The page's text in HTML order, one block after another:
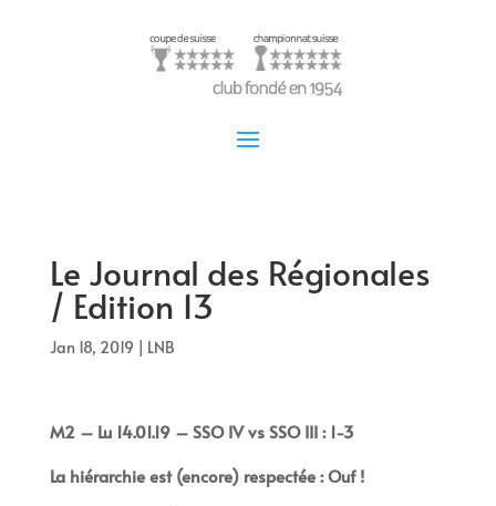
Le Journal des Régionales
/ Edition 13
Jan 18, 2019 | LNB
M2 – Lu 14.01.19 – SSO IV vs SSO III : 1-3
La hiérarchie est (encore) respectée : Ouf !